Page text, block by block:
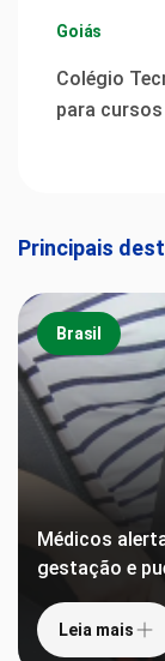
Goiás
Colégio
para
Principais
Brasil
Médicos
gestação e
Leia mais